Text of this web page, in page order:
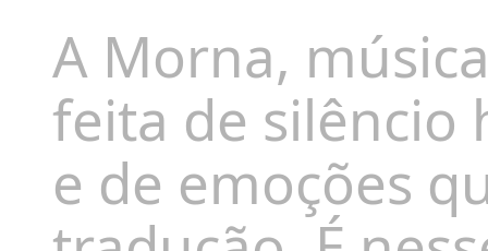
A Morna,
feita de
e de emoções